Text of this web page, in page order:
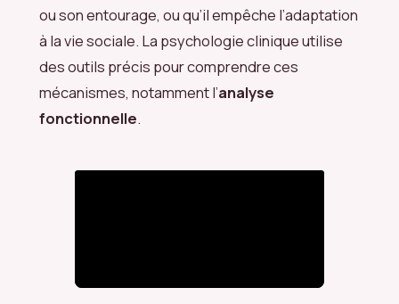
ou son entourage, ou qu’il empêche l’adaptation
à la vie sociale. La psychologie clinique utilise
des outils précis pour comprendre ces
mécanismes, notamment l’analyse
fonctionnelle.